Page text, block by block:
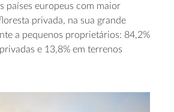
países europeus com maior
privada, na sua grande
a pequenos proprietários: 84,2%
e 13,8% em terrenos